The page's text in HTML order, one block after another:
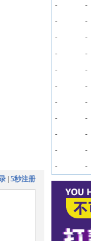
5秒注册
-
-
-
-
-
-
-
-
-
-
-
-
-
-
-
-
-
-
-
-
-
-